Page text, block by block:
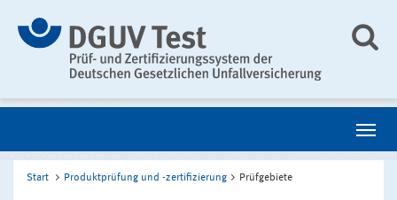
Start Produktprüfung und -zertifizierung Prüfgebiete